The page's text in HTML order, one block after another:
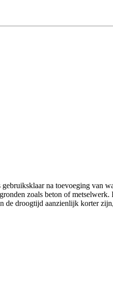
na toevoeging van
zoals beton of
droogtijd aanzienlijk korter